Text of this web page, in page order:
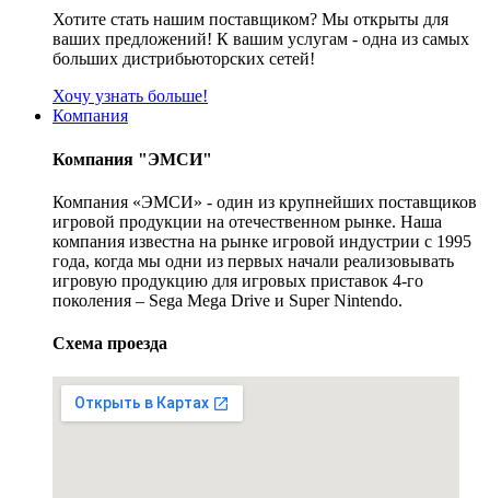
Хотите стать нашим поставщиком? Мы открыты для
ваших предложений! К вашим услугам - одна из самых
больших дистрибьюторских сетей!
Хочу узнать больше!
Компания
Компания "ЭМСИ"
Компания «ЭМСИ» - один из крупнейших поставщиков
игровой продукции на отечественном рынке. Наша
компания известна на рынке игровой индустрии с 1995
года, когда мы одни из первых начали реализовывать
игровую продукцию для игровых приставок 4-го
поколения – Sega Mega Drive и Super Nintendo.
Схема проезда